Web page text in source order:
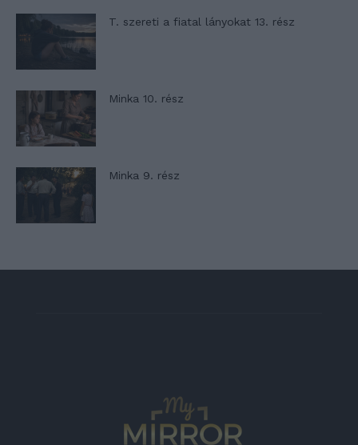
T. szereti a fiatal lányokat 13. rész
Minka 10. rész
Minka 9. rész